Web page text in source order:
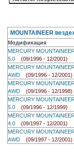
MOUNTAINEER
Модификация
MERCURY
5.0 (09/1996 - 12/2001)
MERCURY
AWD (09/1996 - 12/2001)
MERCURY
AWD (09/1996 - 12/1998)
MERCURY
5.0 (09/1996 - 12/1999)
MERCURY
4.0 (09/1997 - 12/2001)
MERCURY
AWD (09/1997 - 12/2001)